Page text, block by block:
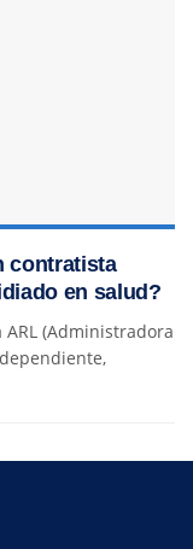
contratista
en salud?
(Administradora